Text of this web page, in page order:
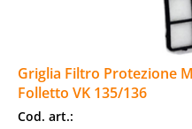
Griglia Filtro Protezione
Folletto VK 135/136
Cod. art.: